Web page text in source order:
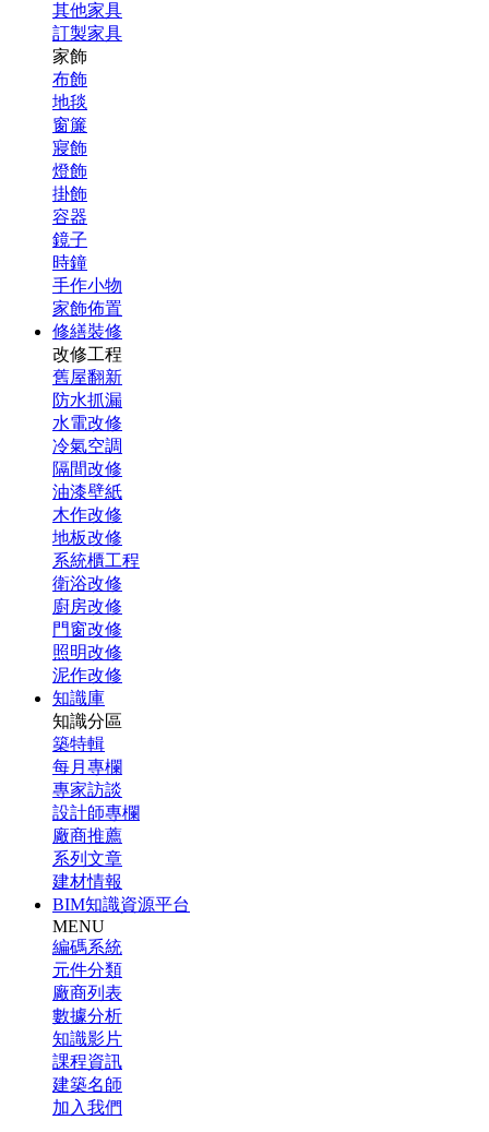
其他家具
訂製家具
家飾
布飾
地毯
窗簾
寢飾
燈飾
掛飾
容器
鏡子
時鐘
手作小物
家飾佈置
修繕裝修
改修工程
舊屋翻新
防水抓漏
水電改修
冷氣空調
隔間改修
油漆壁紙
木作改修
地板改修
系統櫃工程
衛浴改修
廚房改修
門窗改修
照明改修
泥作改修
知識庫
知識分區
築特輯
每月專欄
專家訪談
設計師專欄
廠商推薦
系列文章
建材情報
BIM知識資源平台
MENU
編碼系統
元件分類
廠商列表
數據分析
知識影片
課程資訊
建築名師
加入我們